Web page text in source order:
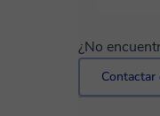
¿No